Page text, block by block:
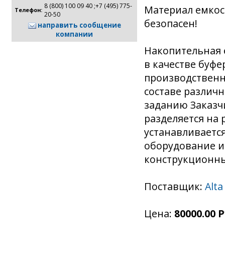
Телефон: 8 (800) 100 09 40 ;+7 (495) 775-
20-50
направить сообщение
компании
Материал
безопасен!
Накопительная
в качестве
составе
заданию
разделяется
оборудование
Поставщик:
Цена: 80000.00